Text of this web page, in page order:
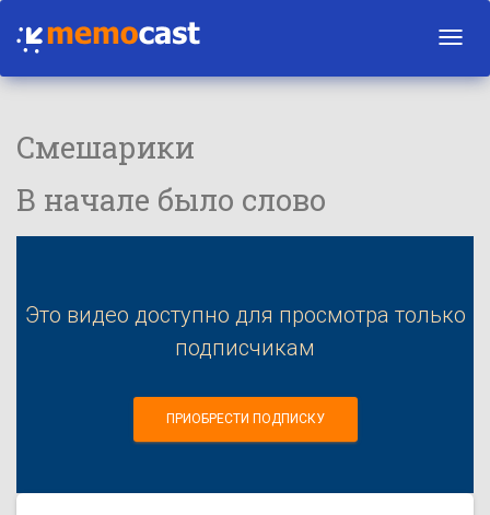
Смешарики
В начале было слово
Это видео доступно для просмотра только
подписчикам
ПРИОБРЕСТИ ПОДПИСКУ